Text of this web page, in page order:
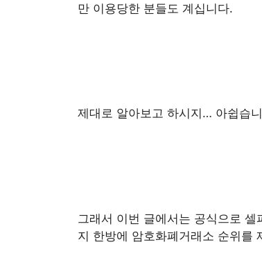
만 이용당한 분들도 계십니다.
제대로 알아보고 하시지… 아쉽습
그래서 이번 글에서는 공식으로
지 한방에 암호화폐거래소 순위를